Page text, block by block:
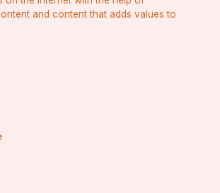
and content that adds values to